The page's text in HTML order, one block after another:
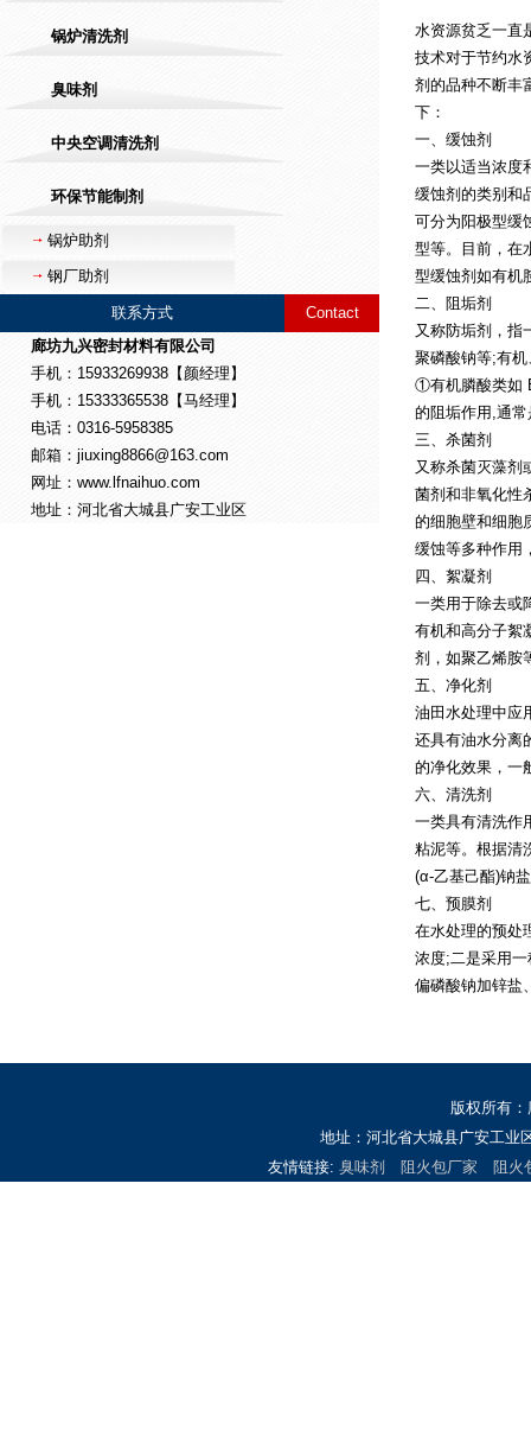
锅炉清洗剂
臭味剂
中央空调清洗剂
环保节能制剂
锅炉助剂
钢厂助剂
联系方式
Contact
廊坊九兴密封材料有限公司
手机：15933269938【颜经理】
手机：15333365538【马经理】
电话：0316-5958385
邮箱：jiuxing8866@163.com
网址：www.lfnaihuo.com
地址：河北省大城县广安工业区
水资源贫乏一直
技术对于节约水
剂的品种不断丰
下：
一、缓蚀剂
一类以适当浓度
缓蚀剂 的类别和
可分为阳极型缓
型等。目前，在
型缓蚀剂如有机
二、阻垢剂
又称防垢剂，指
聚磷酸钠等;有
①有机膦酸类如
的阻垢作用,通
三、杀菌剂
又称杀菌灭藻剂
菌剂和非氧化性
的细胞壁和细胞
缓蚀等多种作用
四、絮凝剂
一类用于除去或
有机和高分子絮
剂，如聚乙烯胺
五、净化剂
油田水处理中应
还具有油水分离
的净化效果，一
六、清洗剂
一类具有清洗作
粘泥等。根据清
(α-乙基己酯)钠
七、预膜剂
在水处理的预处
浓度;二是采用
偏磷酸钠加锌盐
版权所有
地址：河北省大城县广安
友情链接: 臭味剂 阻火包厂家 阻火